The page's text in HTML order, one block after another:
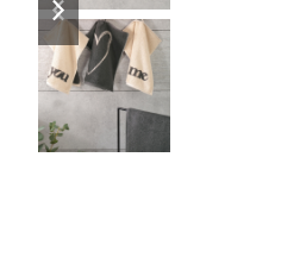
slide
slide